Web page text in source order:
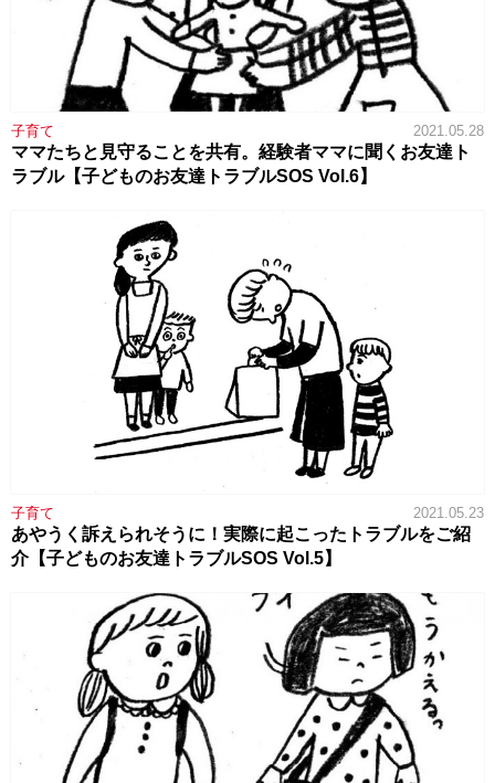
子育て 2021.05.28
ママたちと見守ることを共有。経験者ママに聞くお友達ト
ラブル【子どものお友達トラブルSOS Vol.6】
子育て 2021.05.23
あやうく訴えられそうに！実際に起こったトラブルをご紹
介【子どものお友達トラブルSOS Vol.5】